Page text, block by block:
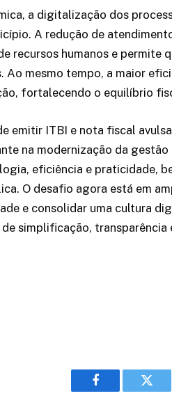
a digitalização dos
A redução de
recursos humanos e permite
Ao mesmo tempo, a maior
fortalecendo o equilíbrio
emitir ITBI e nota fiscal
na modernização da
eficiência e praticidade,
O desafio agora está em
e consolidar uma cultura
simplificação, transparência
Facebook